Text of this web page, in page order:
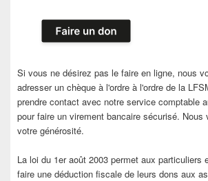
Si vous ne désirez pas le faire en ligne, nous
adresser un chèque à l'ordre à l'ordre de la
prendre contact avec notre service comptable
pour faire un virement bancaire sécurisé. Nous
votre générosité.
La loi du 1er août 2003 permet aux particuliers
faire une déduction fiscale de leurs dons aux